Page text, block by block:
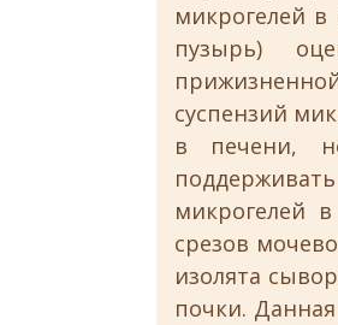
микрогелей
пузырь)
суспензий
в печени,
микрогелей
срезов
изолята
почки.